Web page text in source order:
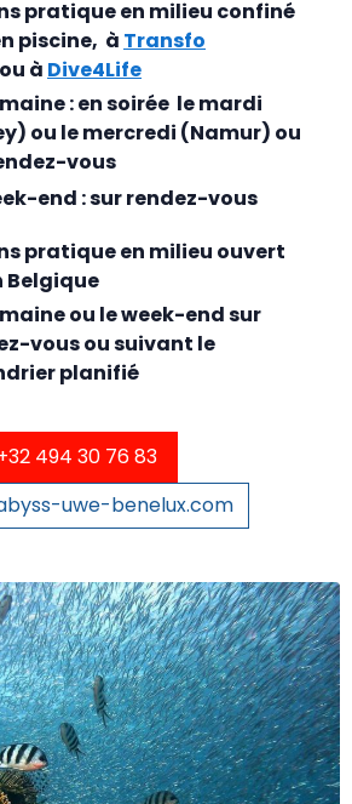
pratique en milieu confiné
piscine, à Transfo
ou à Dive4Life
: en soirée le mardi
ou le mercredi (Namur) ou
vous
end : sur rendez-vous
pratique en milieu ouvert
Belgique
ou le week-end sur
vous ou suivant le
planifié
494 30 76 83
uwe-benelux.com